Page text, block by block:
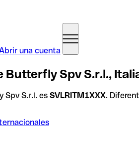
una cuenta
Butterfly Spv S.r.l.,
Spv S.r.l. es SVLRITM1XXX.